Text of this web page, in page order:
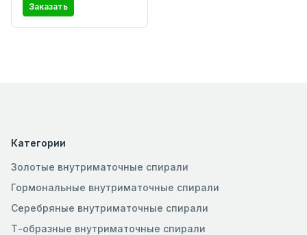
Заказать
Категории
Золотые внутриматочные спирали
Гормональные внутриматочные спирали
Серебряные внутриматочные спирали
Т-образные внутриматочные спирали